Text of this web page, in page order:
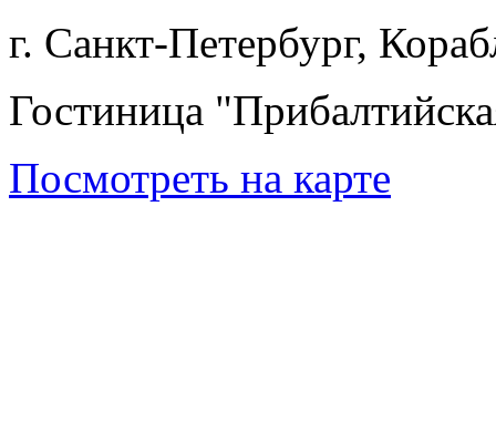
г. Санкт-Петербург,
Гостиница
Посмотреть на карте